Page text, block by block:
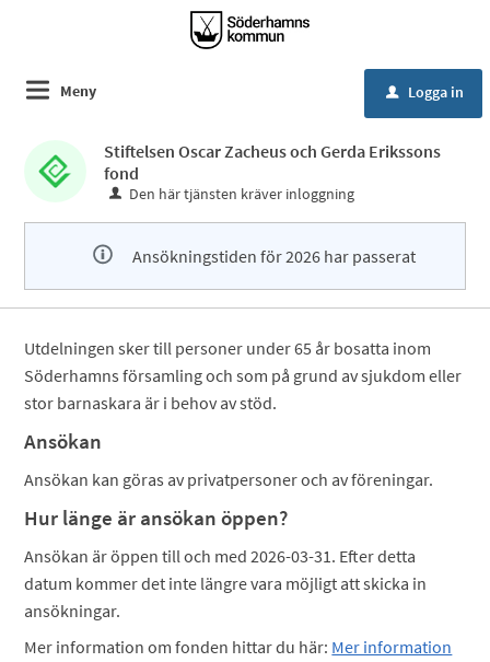
Meny u Logga in
Stiftelsen Oscar Zacheus och Gerda Erikssons
fond
Den här tjänsten kräver inloggning
Ansökningstiden för 2026 har passerat
Utdelningen sker till personer under 65 år bosatta inom
Söderhamns församling och som på grund av sjukdom eller
stor barnaskara är i behov av stöd.
Ansökan
Ansökan kan göras av privatpersoner och av föreningar.
Hur länge är ansökan öppen?
Ansökan är öppen till och med 2026-03-31. Efter detta
datum kommer det inte längre vara möjligt att skicka in
ansökningar.
Mer information om fonden hittar du här: Mer information